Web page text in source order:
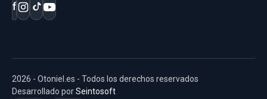
f
2026 - Otoniel.es - Todos los derechos reservados
Desarrollado porSeintosoft